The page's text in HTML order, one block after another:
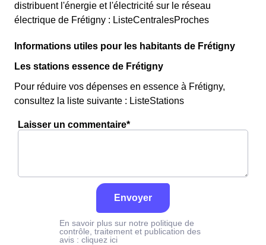
distribuent l'énergie et l'électricité sur le réseau
électrique de Frétigny : ListeCentralesProches
Informations utiles pour les habitants de Frétigny
Les stations essence de Frétigny
Pour réduire vos dépenses en essence à Frétigny,
consultez la liste suivante : ListeStations
Laisser un commentaire*
Envoyer
En savoir plus sur notre politique de
contrôle, traitement et publication des
avis : cliquez ici